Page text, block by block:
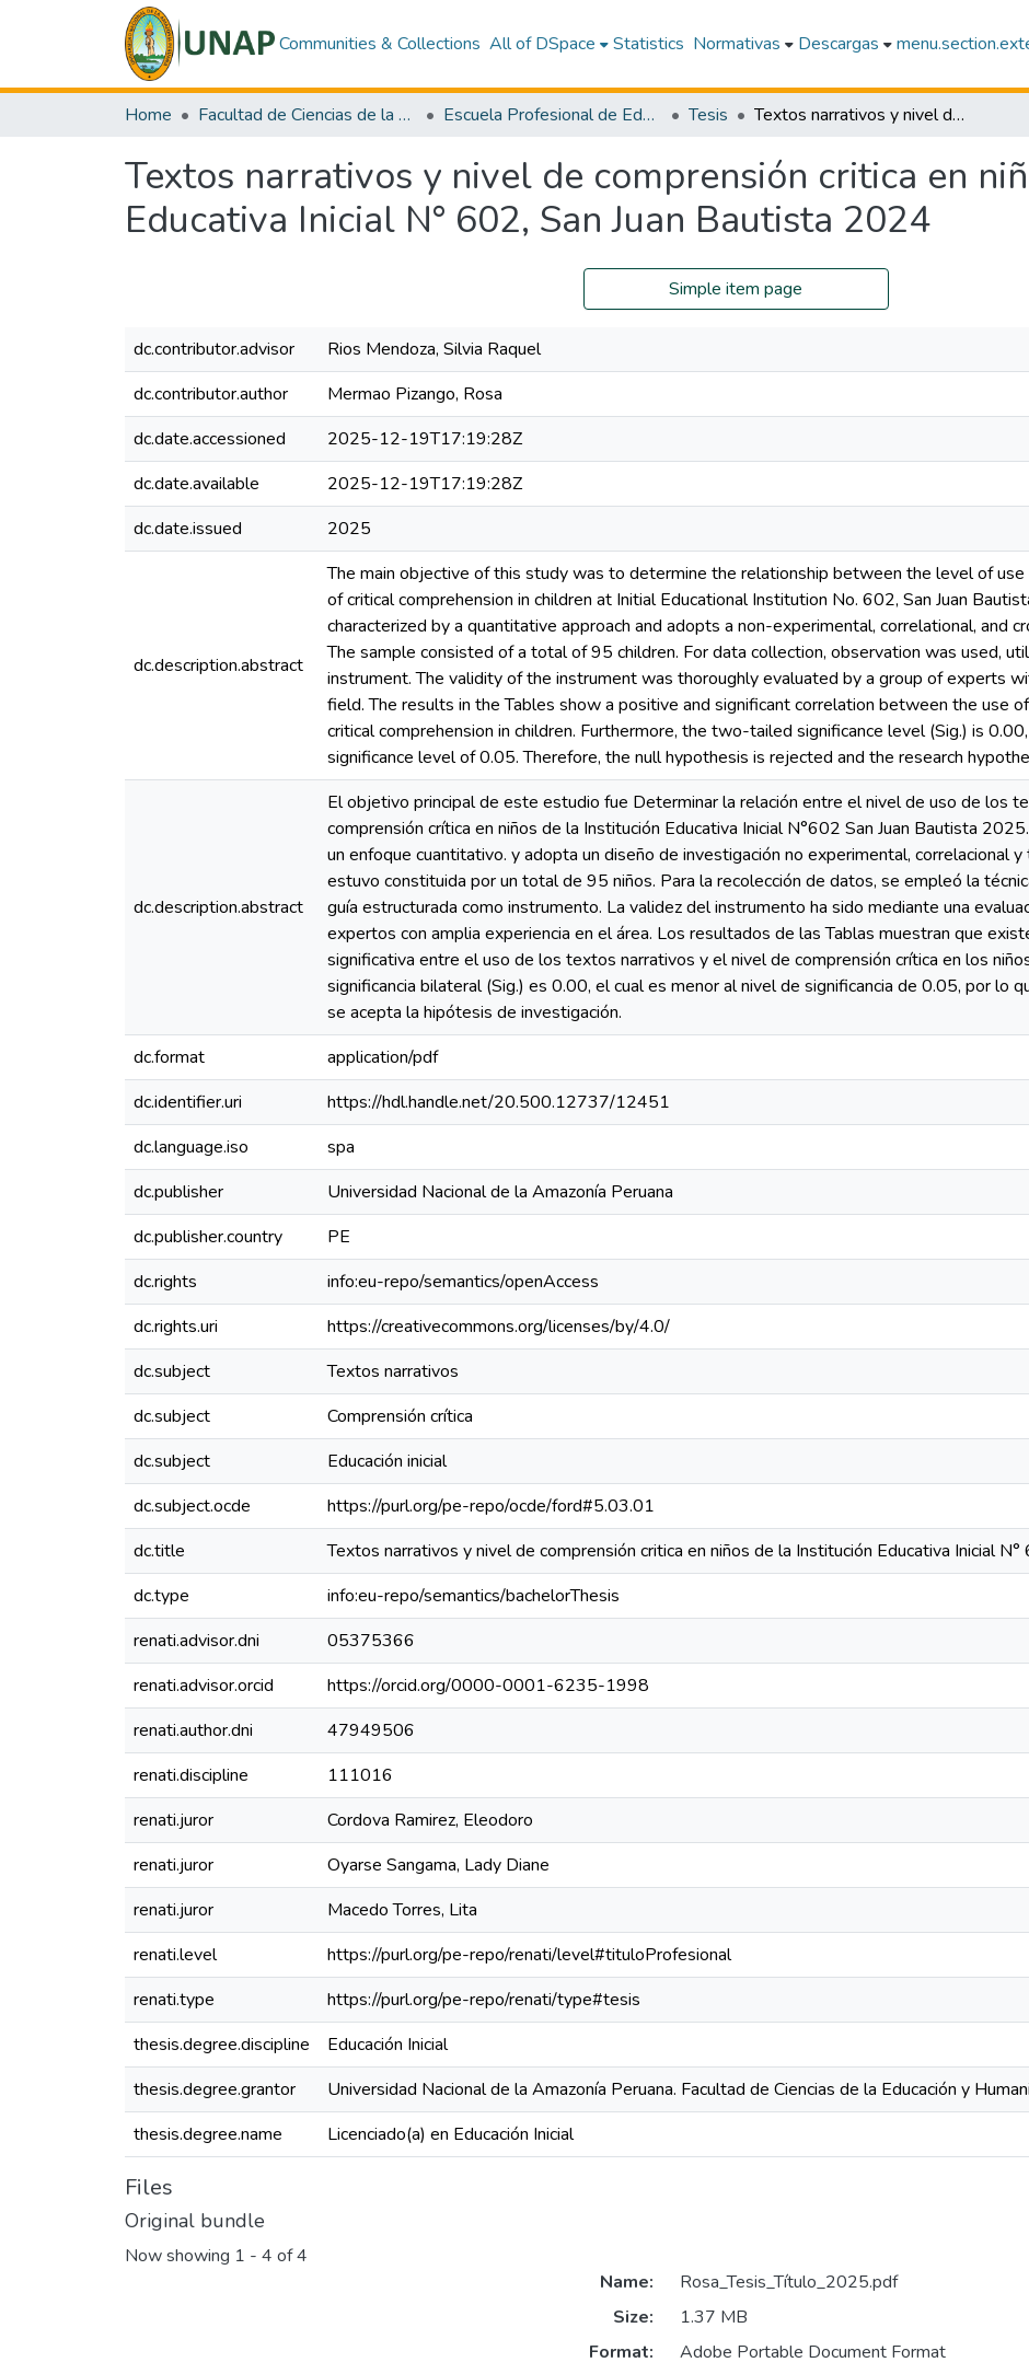
Communities & Collections All of DSpace Statistics Normativas Descargas
Home Facultad de Ciencias de la Educación y Humanidades Escuela Profesional de Educación Inicial Tesis Textos narrativos y nivel de comprensión critica en niños de la Institución Educativa Inicial N° 602, San Juan Bautista 2024
Textos narrativos y nivel de comprensión critica en
Educativa Inicial N° 602, San Juan Bautista 2024
Simple item page
dc.contributor.advisor
Rios Mendoza, Silvia Raquel
dc.contributor.author
Mermao Pizango, Rosa
dc.date.accessioned
2025-12-19T17:19:28Z
dc.date.available
2025-12-19T17:19:28Z
dc.date.issued
2025
dc.description.abstract
The main objective of this study was to determine the relationship between the level of
of critical comprehension in children at Initial Educational Institution No. 602, San Juan
characterized by a quantitative approach and adopts a non-experimental, correlational, and
The sample consisted of a total of 95 children. For data collection, observation was used,
instrument. The validity of the instrument was thoroughly evaluated by a group of experts
field. The results in the Tables show a positive and significant correlation between the use
critical comprehension in children. Furthermore, the two-tailed significance level (Sig.) is
significance level of 0.05. Therefore, the null hypothesis is rejected and the research
dc.description.abstract
El objetivo principal de este estudio fue Determinar la relación entre el nivel de uso de los
comprensión crítica en niños de la Institución Educativa Inicial N°602 San Juan Bautista
un enfoque cuantitativo. y adopta un diseño de investigación no experimental, correlacional y
estuvo constituida por un total de 95 niños. Para la recolección de datos, se empleó la
guía estructurada como instrumento. La validez del instrumento ha sido mediante una
expertos con amplia experiencia en el área. Los resultados de las Tablas muestran que
significativa entre el uso de los textos narrativos y el nivel de comprensión crítica en los
significancia bilateral (Sig.) es 0.00, el cual es menor al nivel de significancia de 0.05, por lo
se acepta la hipótesis de investigación.
dc.format application/pdf
dc.identifier.uri
https://hdl.handle.net/20.500.12737/12451
dc.language.iso
spa
dc.publisher
Universidad Nacional de la Amazonía Peruana
dc.publisher.country
PE
dc.rights
info:eu-repo/semantics/openAccess
dc.rights.uri
https://creativecommons.org/licenses/by/4.0/
dc.subject
Textos narrativos
dc.subject
Comprensión crítica
dc.subject
Educación inicial
dc.subject.ocde
https://purl.org/pe-repo/ocde/ford#5.03.01
dc.title
Textos narrativos y nivel de comprensión critica en niños de la Institución Educativa Inicial
dc.type
info:eu-repo/semantics/bachelorThesis
renati.advisor.dni
05375366
renati.advisor.orcid
https://orcid.org/0000-0001-6235-1998
renati.author.dni
47949506
renati.discipline
111016
renati.juror
Cordova Ramirez, Eleodoro
renati.juror
Oyarse Sangama, Lady Diane
renati.juror
Macedo Torres, Lita
renati.level
https://purl.org/pe-repo/renati/level#tituloProfesional
renati.type
https://purl.org/pe-repo/renati/type#tesis
thesis.degree.discipline
Educación Inicial
thesis.degree.grantor
Universidad Nacional de la Amazonía Peruana. Facultad de Ciencias de la Educación y
thesis.degree.name
Licenciado(a) en Educación Inicial
Files
Original bundle
Now showing 1 - 4 of 4
Name:
Rosa_Tesis_Título_2025.pdf
Size:
1.37 MB
Format:
Adobe Portable Document Format